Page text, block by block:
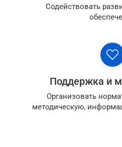
Содействовать
Поддержка и
Организовать
методическую,